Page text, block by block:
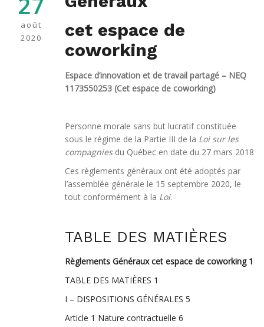
27
août
2020
cet espace de
coworking
Espace d’innovation et de travail partagé – NEQ
1173550253 (Cet espace de coworking)
Personne morale sans but lucratif constituée
sous le régime de la Partie III de la Loi sur les
compagnies du Québec en date du 27 mars 2018
Ces règlements généraux ont été adoptés par
l’assemblée générale le 15 septembre 2020, le
tout conformément à la Loi.
TABLE DES MATIÈRES
Règlements Généraux cet espace de coworking 1
TABLE DES MATIÈRES 1
I – DISPOSITIONS GÉNÉRALES 5
Article 1 Nature contractuelle 6